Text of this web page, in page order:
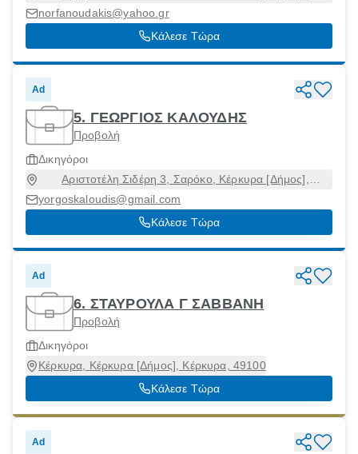
[Δήμος], Κέρκυρα, 49100
norfanoudakis@yahoo.gr
Κάλεσε Τώρα
Ad
5. ΓΕΩΡΓΙΟΣ ΚΑΛΟΥΔΗΣ
Προβολή
Δικηγόροι
Αριστοτέλη Σιδέρη 3, Σαρόκο, Κέρκυρα [Δήμος],
Κέρκυρα, 49100
yorgoskaloudis@gmail.com
Κάλεσε Τώρα
Ad
6. ΣΤΑΥΡΟΥΛΑ Γ ΣΑΒΒΑΝΗ
Προβολή
Δικηγόροι
Κέρκυρα, Κέρκυρα [Δήμος], Κέρκυρα, 49100
Κάλεσε Τώρα
Ad